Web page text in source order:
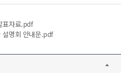
표자료.pdf
명회 안내문.pdf